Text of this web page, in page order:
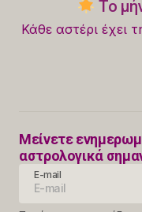
Το
Κάθε αστέρι έχει
Μείνετε
αστρολογικά
E-mail